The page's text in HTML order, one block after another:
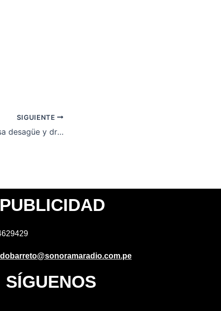
SIGUIENTE
Huancayo: Colapsa desagüe y drenaje pluvial e inunda 30 viviendas
PUBLICIDAD
SÍGUENOS